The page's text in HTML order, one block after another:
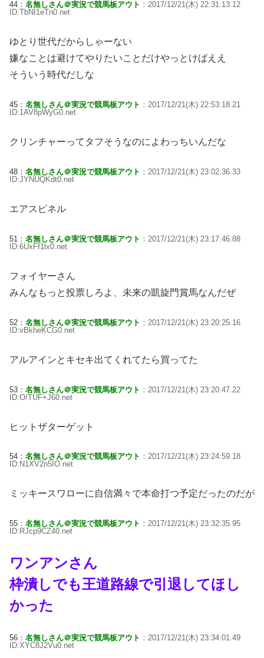
44： 名無しさん＠実況で競馬板アウト ：2017/12/21(木) 22:31:13.12
ID:TbNI1eTn0.net
ゆとり世代だからしゃーない
嫌なことは避けてやりたいことだけやっとけばええ
そういう時代だしな
45： 名無しさん＠実況で競馬板アウト ：2017/12/21(木) 22:53:18.21
ID:1AV8pWyG0.net
クリンチャーってタフそうなのによわっちいんだな
48： 名無しさん＠実況で競馬板アウト ：2017/12/21(木) 23:02:36.33
ID:JYNUQKdt0.net
エアスピネル
51： 名無しさん＠実況で競馬板アウト ：2017/12/21(木) 23:17:46.88
ID:6UxFf1lx0.net
フォイヤーさん
みんなもっと投票しろよ、未来の凱旋門賞馬なんだぜ
52： 名無しさん＠実況で競馬板アウト ：2017/12/21(木) 23:20:25.16
ID:vBkheKCG0.net
アルアインとキセキ出てくれてたら買ってた
53： 名無しさん＠実況で競馬板アウト ：2017/12/21(木) 23:20:47.22
ID:O/TUF+J60.net
ヒットザターゲット
54： 名無しさん＠実況で競馬板アウト ：2017/12/21(木) 23:24:59.18
ID:N1XV2n5IO.net
ミッキースワローに自信満々で本命打つ予定だったのだが
55： 名無しさん＠実況で競馬板アウト ：2017/12/21(木) 23:32:35.95
ID:RJcp9CZ40.net
ワンアンさん
枠潰しでも王道路線で引退してほし
かった
56： 名無しさん＠実況で競馬板アウト ：2017/12/21(木) 23:34:01.49
ID:XYC8J2Vu0.net